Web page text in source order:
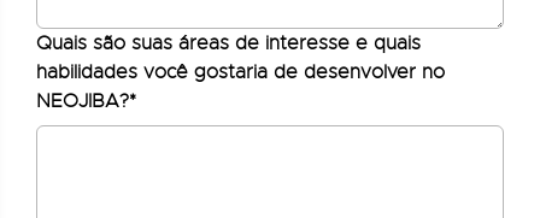
Quais são suas áreas de interesse e quais
habilidades você gostaria de desenvolver no
NEOJIBA?*